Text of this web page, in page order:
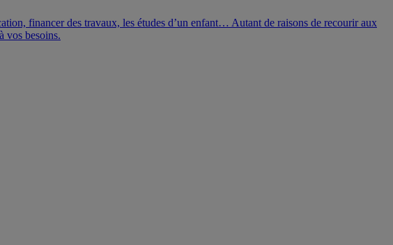
financer des travaux, les études d’un enfant… Autant de raisons de recourir aux
vos besoins.